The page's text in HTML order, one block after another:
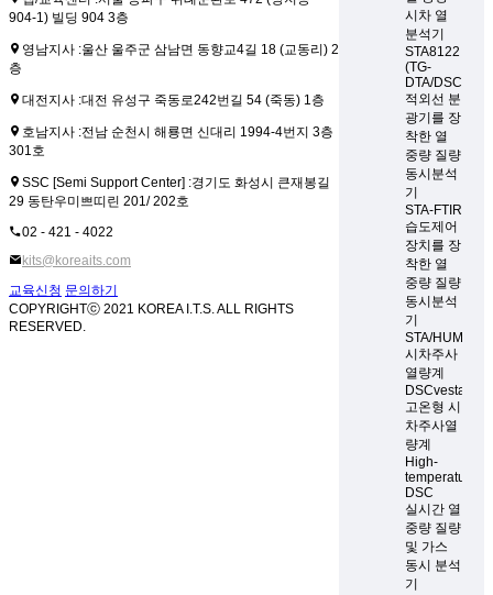
시차 열
분석기
STA8122
(TG-
DTA/DSC)
적외선 분
광기를 장
착한 열
중량 질량
동시분석
기
STA-FTIR
습도제어
장치를 장
착한 열
중량 질량
동시분석
기
STA/HUM
시차주사
열량계
DSCvesta
고온형 시
차주사열
량계
High-
temperature
DSC
실시간 열
중량 질량
및 가스
동시 분석
기
904-1) 빌딩 904 3층
영남지사 :울산 울주군 삼남면 동향교4길 18 (교동리) 2
층
대전지사 :대전 유성구 죽동로242번길 54 (죽동) 1층
호남지사 :전남 순천시 해룡면 신대리 1994-4번지 3층
301호
SSC [Semi Support Center] :경기도 화성시 큰재봉길
29 동탄우미쁘띠린 201/ 202호
02 - 421 - 4022
kits@koreaits.com
교육신청 문의하기
COPYRIGHTⓒ 2021 KOREA I.T.S. ALL RIGHTS
RESERVED.